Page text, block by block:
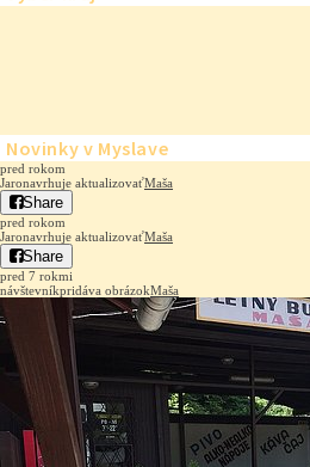
Novinky v Myslave
pred rokom
Jaronavrhuje aktualizovaťMaša
Share
pred rokom
Jaronavrhuje aktualizovaťMaša
Share
pred 7 rokmi
návštevníkpridáva obrázokMaša